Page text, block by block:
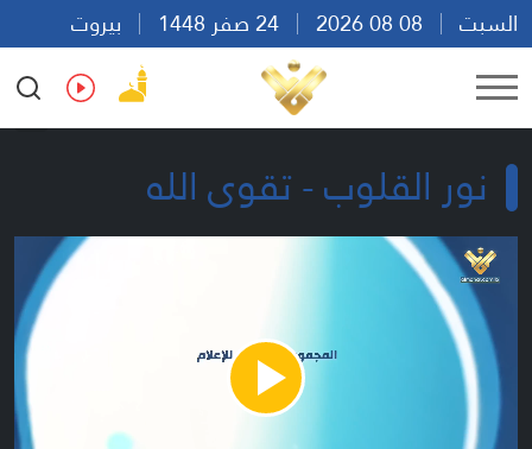
السبت
بيروت
10:55
Ar En Fr Es
نور القلوب - تقوى الله
Play
Video